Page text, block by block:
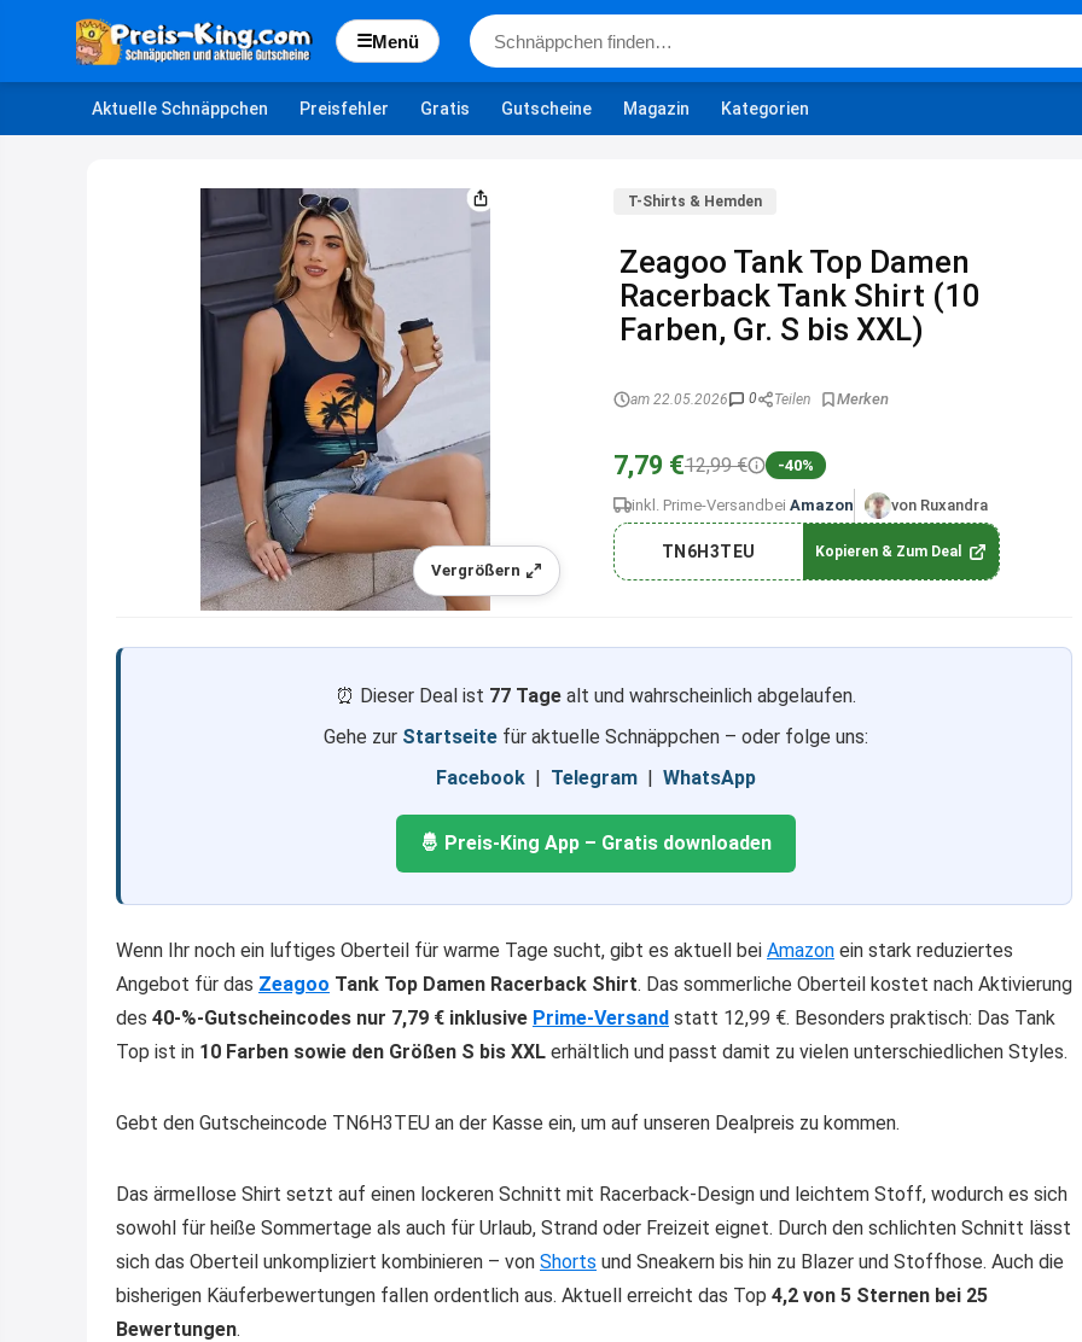
☰Menü
Aktuelle Schnäppchen Preisfehler Gratis Gutscheine Magazin Kategorien
Vergrößern
T-Shirts & Hemden
Zeagoo Tank Top Damen
Racerback Tank Shirt (10
Farben, Gr. S bis XXL)
am 22.05.2026 0 Teilen
7,79 €12,99 € -40%
inkl. Prime-Versand bei Amazon von Ruxandra
TN6H3TEU Kopieren & Zum Deal
⏰ Dieser Deal ist 77 Tage alt und wahrscheinlich abgelaufen.
Gehe zur Startseite für aktuelle Schnäppchen – oder folge uns:
Facebook | Telegram | WhatsApp
🤴 Preis-King App – Gratis downloaden
Wenn Ihr noch ein luftiges Oberteil für warme Tage sucht, gibt es aktuell bei Amazon ein stark reduziertes
Angebot für das Zeagoo Tank Top Damen Racerback Shirt. Das sommerliche Oberteil kostet nach Aktivierung
des 40-%-Gutscheincodes nur 7,79 € inklusive Prime-Versand statt 12,99 €. Besonders praktisch: Das Tank
Top ist in 10 Farben sowie den Größen S bis XXL erhältlich und passt damit zu vielen unterschiedlichen Styles.
Gebt den Gutscheincode TN6H3TEU an der Kasse ein, um auf unseren Dealpreis zu kommen.
Das ärmellose Shirt setzt auf einen lockeren Schnitt mit Racerback-Design und leichtem Stoff, wodurch es sich
sowohl für heiße Sommertage als auch für Urlaub, Strand oder Freizeit eignet. Durch den schlichten Schnitt lässt
sich das Oberteil unkompliziert kombinieren – von Shorts und Sneakern bis hin zu Blazer und Stoffhose. Auch die
bisherigen Käuferbewertungen fallen ordentlich aus. Aktuell erreicht das Top 4,2 von 5 Sternen bei 25
Bewertungen.